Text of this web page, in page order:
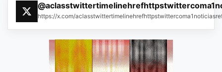
https://x.com/